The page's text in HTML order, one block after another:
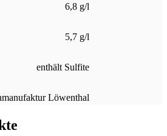
6,8 g/l
5,7 g/l
enthält Sulfite
Löwenthal